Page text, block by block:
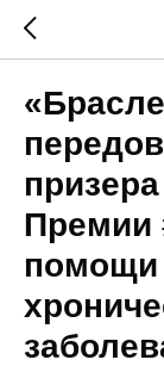
помощи